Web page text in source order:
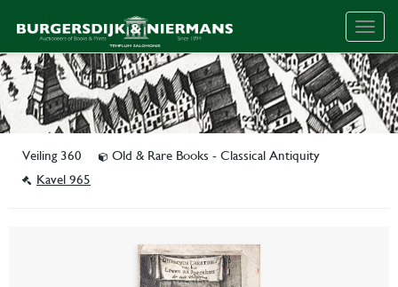
Veiling 360
Old & Rare Books - Classical Antiquity
Kavel 965